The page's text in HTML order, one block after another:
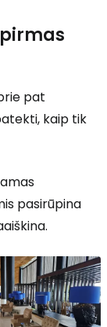
pat
kaip tik
pasirūpina